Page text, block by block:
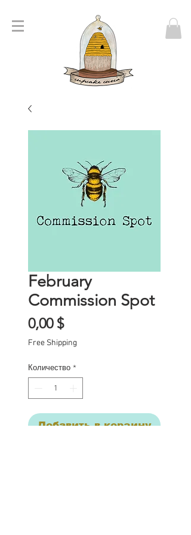
February
Commission Spot
0,00 $Цена
Free Shipping
Количество *
Добавить в корзину